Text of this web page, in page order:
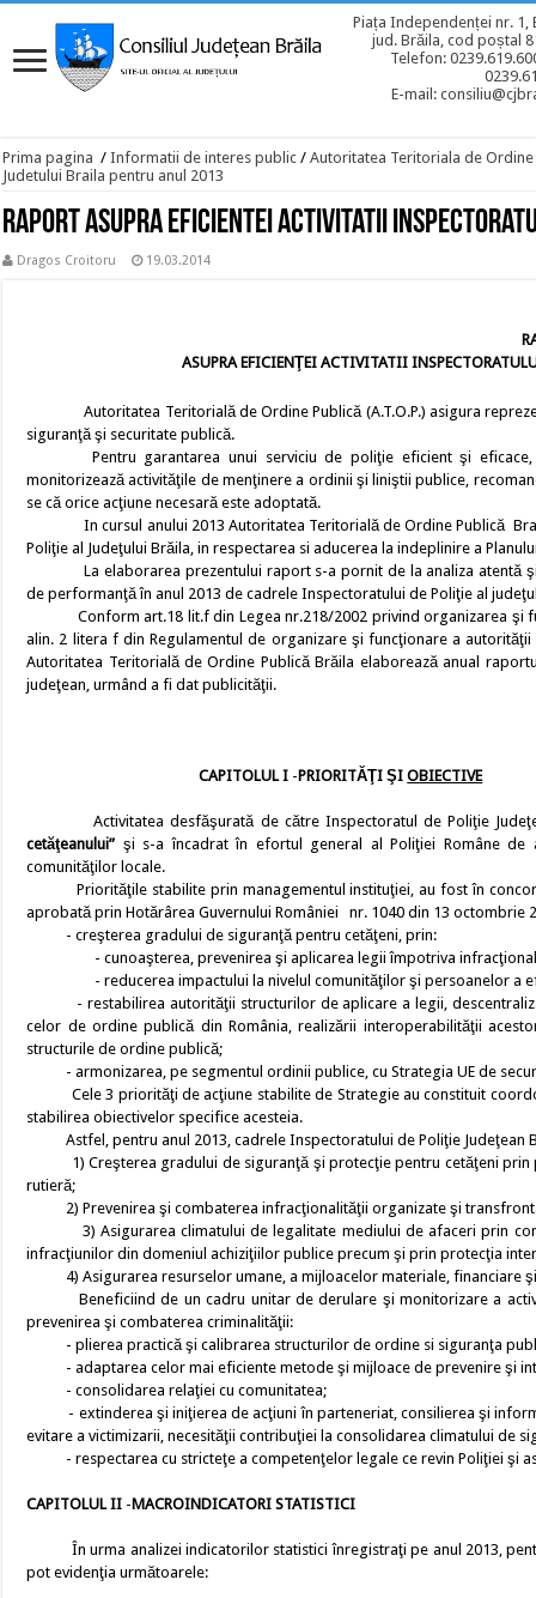
Piața Independenței nr. 1,
jud. Brăila, cod poștal
Telefon:
E-mail:
Prima pagina / Informatii de interes public / Autoritatea Teritoriala de Ordine
Judetului Braila pentru anul 2013
Raport asupra eficientei activitatii
Dragos Croitoru 19.03.2014
ASUPRA EFICIENŢEI ACTIVITATII
Autoritatea Teritorială de Ordine Publică (A.T.O.P.) asigura
siguranţă şi securitate publică.
Pentru garantarea unui serviciu de poliţie eficient şi
monitorizează activităţile de menţinere a ordinii şi liniştii publice,
se că orice acţiune necesară este adoptată.
In cursul anului 2013 Autoritatea Teritorială de Ordine Publică
Poliţie al Judeţului Brăila, in respectarea si aducerea la indeplinire a
La elaborarea prezentului raport s-a pornit de la analiza
de performanţă în anul 2013 de cadrele Inspectoratului de Poliţie al
Conform art.18 lit.f din Legea nr.218/2002 privind organizarea şi
alin. 2 litera f din Regulamentul de organizare şi funcţionare a
Autoritatea Teritorială de Ordine Publică Brăila elaborează anual
judeţean, urmând a fi dat publicităţii.
CAPITOLUL I -PRIORITĂŢI ŞIOBIECTIVE
Activitatea desfăşurată de către Inspectoratul de Poliţie
cetăţeanului” şi s-a încadrat în efortul general al Poliţiei Române
comunităţilor locale.
Priorităţile stabilite prin managementul instituţiei, au fost în
aprobată prin Hotărârea Guvernului României nr. 1040 din 13 octombrie
- creşterea gradului de siguranţă pentru cetăţeni, prin:
- cunoaşterea, prevenirea şi aplicarea legii împotriva
- reducerea impactului la nivelul comunităţilor şi persoanelor a
- restabilirea autorităţii structurilor de aplicare a legii,
celor de ordine publică din România, realizării interoperabilităţii
structurile de ordine publică;
- armonizarea, pe segmentul ordinii publice, cu Strategia UE de
Cele 3 priorităţi de acţiune stabilite de Strategie au constituit
stabilirea obiectivelor specifice acesteia.
Astfel, pentru anul 2013, cadrele Inspectoratului de Poliţie Judeţean
1) Creşterea gradului de siguranţă şi protecţie pentru cetăţeni prin
rutieră;
2) Prevenirea şi combaterea infracţionalităţii organizate şi
3) Asigurarea climatului de legalitate mediului de afaceri prin
infracţiunilor din domeniul achiziţiilor publice precum şi prin protecţia
4) Asigurarea resurselor umane, a mijloacelor materiale, financiare
Beneficiind de un cadru unitar de derulare şi monitorizare a
prevenirea şi combaterea criminalităţii:
- plierea practică şi calibrarea structurilor de ordine si siguranţa
- adaptarea celor mai eficiente metode şi mijloace de prevenire şi
- consolidarea relaţiei cu comunitatea;
- extinderea şi iniţierea de acţiuni în parteneriat, consilierea şi
evitare a victimizarii, necesităţii contribuţiei la consolidarea climatului de
- respectarea cu stricteţe a competenţelor legale ce revin Poliţiei şi
CAPITOLUL II -MACROINDICATORI STATISTICI
În urma analizei indicatorilor statistici înregistraţi pe anul 2013,
pot evidenţia următoarele: